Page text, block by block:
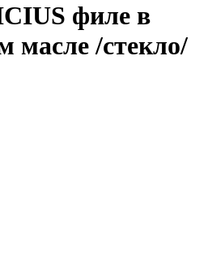
филе в
масле /стекло/